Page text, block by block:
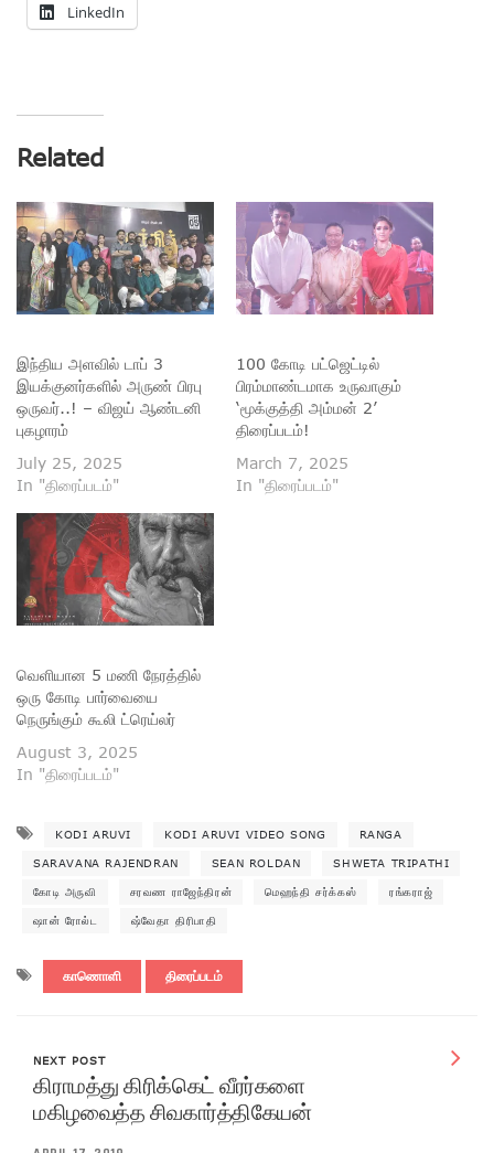
LinkedIn
Related
இந்திய அளவில் டாப் 3
இயக்குனர்களில் அருண் பிரபு
ஒருவர்..! – விஜய் ஆண்டனி
புகழாரம்
July 25, 2025
In "திரைப்படம்"
100 கோடி பட்ஜெட்டில்
பிரம்மாண்டமாக உருவாகும்
‘மூக்குத்தி அம்மன் 2’
திரைப்படம்!
March 7, 2025
In "திரைப்படம்"
வெளியான 5 மணி நேரத்தில்
ஒரு கோடி பார்வையை
நெருங்கும் கூலி ட்ரெய்லர்
August 3, 2025
In "திரைப்படம்"
KODI ARUVI KODI ARUVI VIDEO SONG RANGA
SARAVANA RAJENDRAN SEAN ROLDAN SHWETA TRIPATHI
கோடி அருவி சரவண ராஜேந்திரன் மெஹந்தி சர்க்கஸ் ரங்கராஜ்
ஷான் ரோல்ட ஷ்வேதா திரிபாதி
காணொளி திரைப்படம்
NEXT POST
கிராமத்து கிரிக்கெட் வீரர்களை
மகிழவைத்த சிவகார்த்திகேயன்